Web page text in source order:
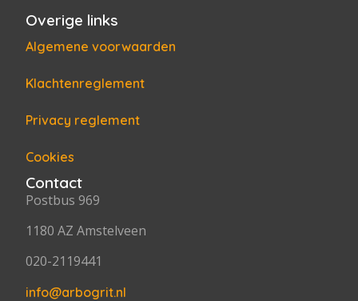
Overige links
Algemene voorwaarden
Klachtenreglement
Privacy reglement
Cookies
Contact
Postbus 969
1180 AZ Amstelveen
020-2119441
info@arbogrit.nl